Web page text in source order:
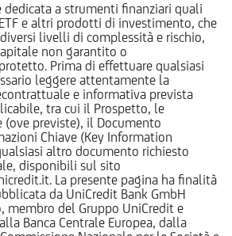
dedicata a strumenti finanziari quali
e altri prodotti di investimento, che
livelli di complessità e rischio,
non garantito o
Prima di effettuare qualsiasi
leggere attentamente la
e informativa prevista
tra cui il Prospetto, le
(ove previste), il Documento
Chiave (Key Information
altro documento richiesto
disponibili sul sito
La presente pagina ha finalità
da UniCredit Bank GmbH
membro del Gruppo UniCredit e
Banca Centrale Europea, dalla